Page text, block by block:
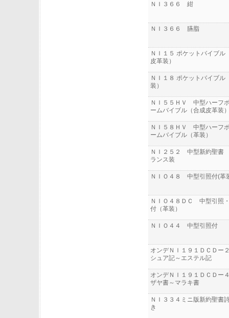
ＮＩ３６６ 紺
ＮＩ３６６ 臙脂
ＮＩ１５ ポケットバイブル
皮革装）
ＮＩ１８ ポケットバイブル
装）
ＮＩ５５ＨＶ 中型ハーフ
ームバイブル（合成皮革装
ＮＩ５８ＨＶ 中型ハーフ
ームバイブル（革装）
ＮＩ２５２ 中型新約聖書
ランス装
ＮＩＯ４８ 中型引照付(革
ＮＩＯ４８ＤＣ 中型引照
付（革装）
ＮＩＯ４４ 中型引照付
オンデＮＩ１９１ＤＣＤー
シュア記～エステル記
オンデＮＩ１９１ＤＣＤー
ザヤ書～マラキ書
ＮＩ３３４ミニ版新約聖書
き